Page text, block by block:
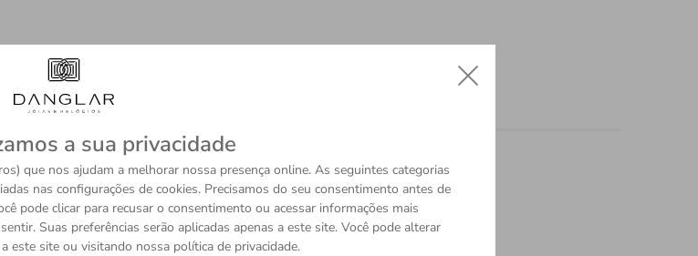
a sua privacidade
que nos ajudam a melhorar nossa presença online. As seguintes categorias
nas configurações de cookies. Precisamos do seu consentimento antes de
pode clicar para recusar o consentimento ou acessar informações mais
Suas preferências serão aplicadas apenas a este site. Você pode alterar
este site ou visitando nossa política de privacidade.